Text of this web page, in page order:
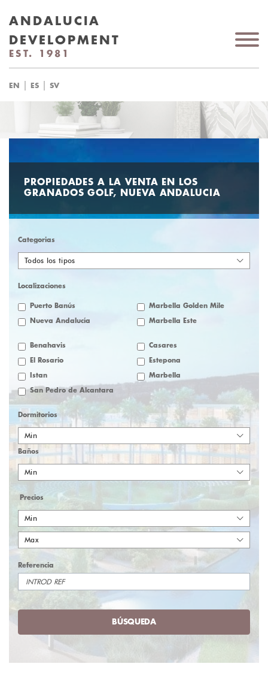
ANDALUCIA
DEVELOPMENT
EST. 1981
EN | ES | SV
PROPIEDADES A LA VENTA EN LOS
GRANADOS GOLF, NUEVA ANDALUCIA
Categorias
Todos los tipos
Localizaciones
Puerto Banús Marbella Golden Mile
Nueva Andalucía Marbella Este
Benahavis Casares
El Rosario Estepona
Istan Marbella
San Pedro de Alcantara
Dormitorios
Min
Baños
Min
Precios
Min
Max
Referencia
BÚSQUEDA